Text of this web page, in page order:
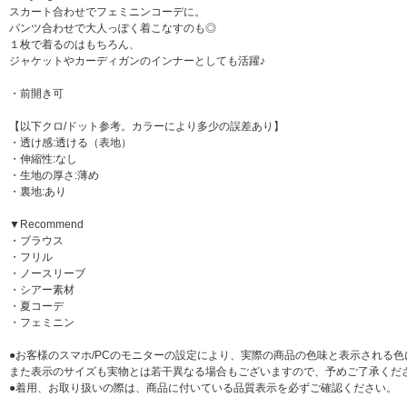
スカート合わせでフェミニンコーデに。
パンツ合わせで大人っぽく着こなすのも◎
１枚で着るのはもちろん、
ジャケットやカーディガンのインナーとしても活躍♪
・前開き可
【以下クロ/ドット参考。カラーにより多少の誤差あり】
・透け感:透ける（表地）
・伸縮性:なし
・生地の厚さ:薄め
・裏地:あり
▼Recommend
・ブラウス
・フリル
・ノースリーブ
・シアー素材
・夏コーデ
・フェミニン
●お客様のスマホ/PCのモニターの設定により、実際の商品の色味と表示される色
また表示のサイズも実物とは若干異なる場合もございますので、予めご了承くだ
●着用、お取り扱いの際は、商品に付いている品質表示を必ずご確認ください。